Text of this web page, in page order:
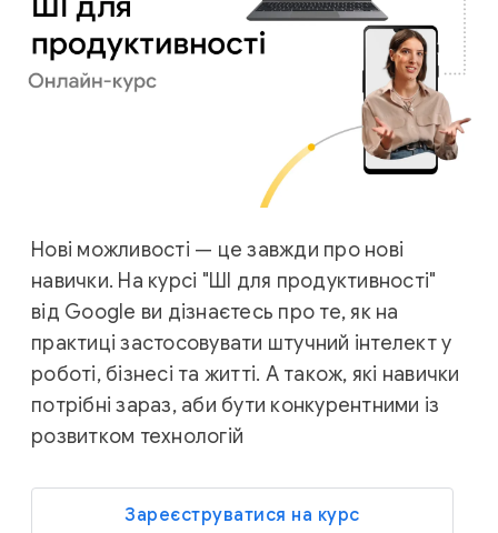
Нові можливості — це завжди про нові
навички. На курсі "ШI для продуктивності"
від Google ви дізнаєтесь про те, як на
практиці застосовувати штучний інтелект у
роботі, бізнесі та житті. А також, які навички
потрібні зараз, аби бути конкурентними із
розвитком технологій
Зареєструватися на курс